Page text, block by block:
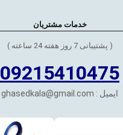
خدمات مشتریان
( پشتیبانی 7 روز هفته 24 ساعته )
09215410475
ایمیل : ghasedkala@gmail.com